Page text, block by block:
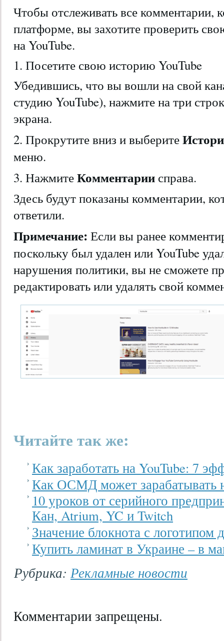
Чтобы отслеживать все комментарии,
платформе, вы захотите проверить
на YouTube.
1. Посетите свою историю YouTube
Убедившись, что вы вошли на свой
студию YouTube), нажмите на три
экрана.
2. Прокрутите вниз и выберите
меню.
3. НажмитеКомментарии справа.
Здесь будут показаны комментарии,
ответили.
Примечание: Если вы ранее
поскольку был удален или YouTube
нарушения политики, вы не сможете
редактировать или удалять свой
Читайте так же:
Как заработать на YouTube: 7
Как ОСМД может зарабатывать
10 уроков от серийного
Кан, Atrium, YC и Twitch
Значение блокнота с логотипом
Купить ламинат в Украине – в
Рубрика: Рекламные новости
Комментарии запрещены.